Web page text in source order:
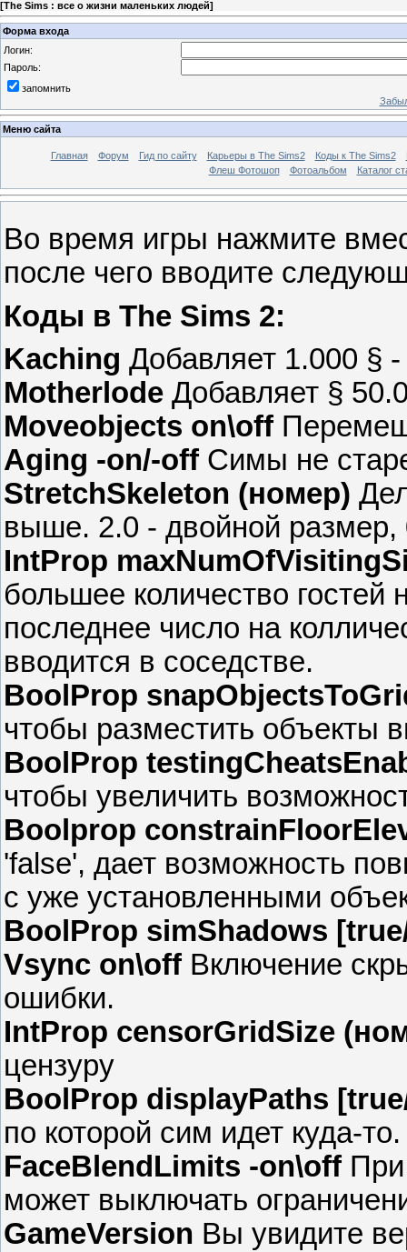
[The Sims : все о жизни маленьких людей]
Форма входа
Логин:
Пароль:
запомнить
Меню сайта
Главная Форум Гид по сайту Карьеры в The Sims2 Коды к The Sims2
Флеш Фотошоп
Фотоальбом Каталог
Во время игры нажмите
пocлe чeгo ввoдитe
Коды в The Sims 2:
Kaching Добавляет 1.000 §
Motherlode Добавляет §
Moveobjects on\off
Aging -on/-off Симы не
StretchSkeleton (номер)
выше. 2.0 - двойной размер,
IntProp
большее количество
последнее число на
вводится в соседстве.
BoolProp
чтобы разместить объекты
BoolProp
чтобы увеличить
Boolprop
'false', дает возможность
с уже установленными
BoolProp simShadows
Vsync on\off Включение
ошибки.
IntProp censorGridSize
цензуру
BoolProp displayPaths
по которой сим идет куда-то.
FaceBlendLimits -on\off При
может выключать
GameVersion Вы увидите